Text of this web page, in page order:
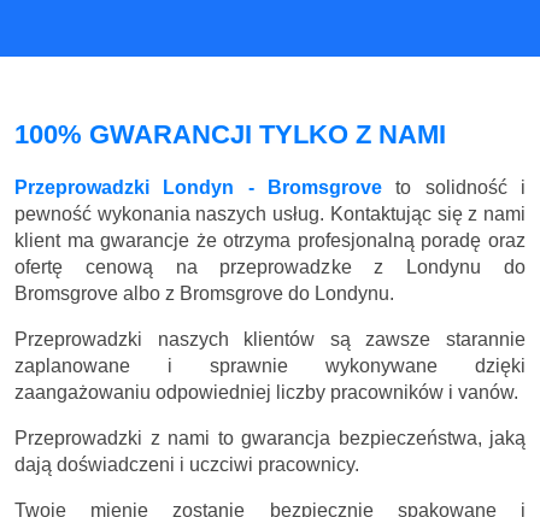
100% GWARANCJI TYLKO Z NAMI
Przeprowadzki Londyn - Bromsgrove to solidność i
pewność wykonania naszych usług. Kontaktując się z nami
klient ma gwarancje że otrzyma profesjonalną poradę oraz
ofertę cenową na przeprowadzke z Londynu do
Bromsgrove albo z Bromsgrove do Londynu.
Przeprowadzki naszych klientów są zawsze starannie
zaplanowane i sprawnie wykonywane dzięki
zaangażowaniu odpowiedniej liczby pracowników i vanów.
Przeprowadzki z nami to gwarancja bezpieczeństwa, jaką
dają doświadczeni i uczciwi pracownicy.
Twoje mienie zostanie bezpiecznie spakowane i